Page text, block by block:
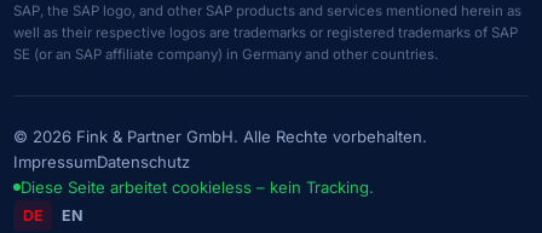
SAP, the SAP logo, and other SAP products and services mentioned herein as
well as their respective logos are trademarks or registered trademarks of SAP
SE (or an SAP affiliate company) in Germany and other countries.
© 2026 Fink & Partner GmbH. Alle Rechte vorbehalten.
ImpressumDatenschutz
Diese Seite arbeitet cookieless – kein Tracking.
DE EN